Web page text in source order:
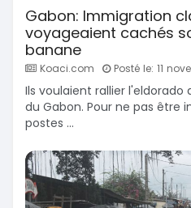
Gabon: Immigration
voyageaient cachés
banane
Koaci.com Posté le: 11
Ils voulaient rallier l'eldorado
du Gabon. Pour ne pas être
postes ...